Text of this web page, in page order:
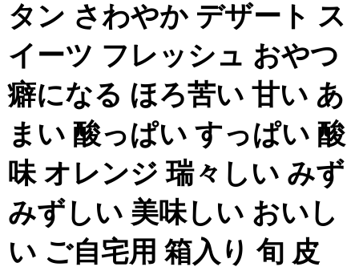
タン さわやか デザート ス
イーツ フレッシュ おやつ
癖になる ほろ苦い 甘い あ
まい 酸っぱい すっぱい 酸
味 オレンジ 瑞々しい みず
みずしい 美味しい おいし
い ご自宅用 箱入り 旬 皮